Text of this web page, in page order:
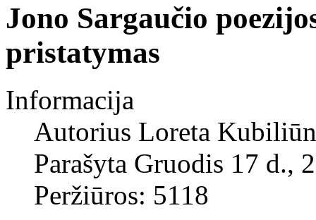
Jono Sargaučio
pristatymas
Informacija
Autorius Loreta
Parašyta Gruodis 17 d.,
Peržiūros: 5118